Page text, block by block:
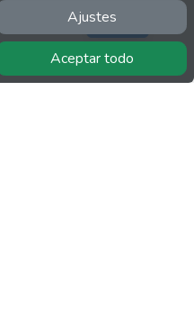
Ajustes
Aceptar todo
Soporte